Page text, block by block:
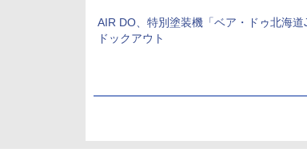
AIR DO、特別塗装機「ベア・ドゥ北海道
ドックアウト